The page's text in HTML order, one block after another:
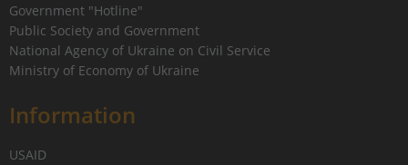
Government "Hotline"
Public Society and Government
National Agency of Ukraine on Civil Service
Ministry of Economy of Ukraine
Information
USAID